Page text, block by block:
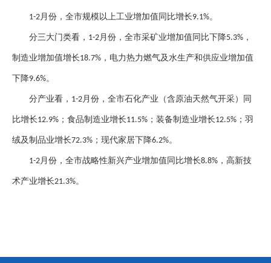
1-2月份，全市规模以上工业增加值同比增长9.1%。
分三大门类看， 1-2月份，全市采矿业增加值同比下降5.3% ，
制造业增加值增长18.7% ，电力热力燃气及水生产和供应业增加值
下降9.6%。
分产业看， 1-2月份，全市石化产业（含原油天然气开采）同
比增长12.9% ；食品制造业增长11.5% ；装备制造业增长12.5% ；羽
绒及制品业增长72.3% ；现代家居下降6.2%。
1-2月份，全市战略性新兴产业增加值同比增长8.8% ，高新技
术产业增长21.3%。